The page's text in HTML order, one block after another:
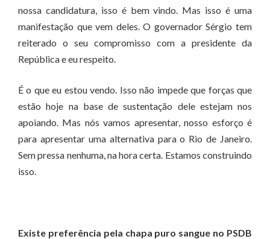
nossa candidatura, isso é bem vindo. Mas isso é uma
manifestação que vem deles. O governador Sérgio tem
reiterado o seu compromisso com a presidente da
República e eu respeito.
É o que eu estou vendo. Isso não impede que forças que
estão hoje na base de sustentação dele estejam nos
apoiando. Mas nós vamos apresentar, nosso esforço é
para apresentar uma alternativa para o Rio de Janeiro.
Sem pressa nenhuma, na hora certa. Estamos construindo
isso.
Existe preferência pela chapa puro sangue no PSDB